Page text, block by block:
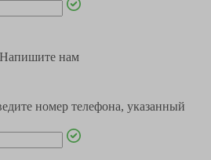
Напишите нам
номер телефона, указанный